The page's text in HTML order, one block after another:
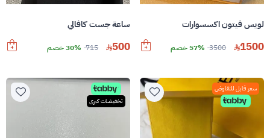
لويس فيتون اكسسوارات
1500
3500 57% خصم
ساعة جست كافالي
500
715 30% خصم
سعر قابل للتفاوض
تخفيضات كبرى